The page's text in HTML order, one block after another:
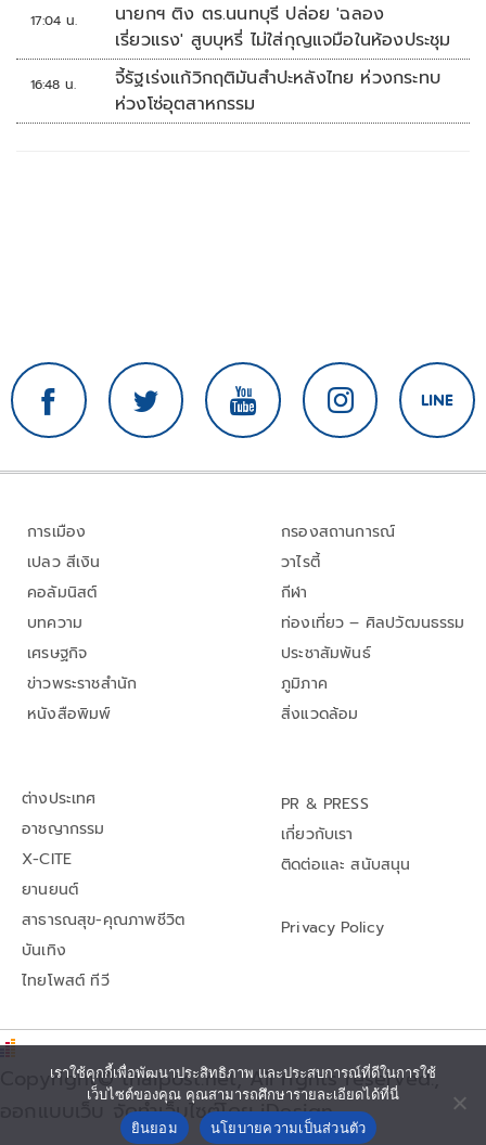
17:04 น.
นายกฯ ติง ตร.นนทบุรี ปล่อย 'ฉลอง
เรี่ยวแรง' สูบบุหรี่ ไม่ใส่กุญแจมือในห้องประชุม
16:48 น.
จี้รัฐเร่งแก้วิกฤติมันสำปะหลังไทย ห่วงกระทบ
ห่วงโซ่อุตสาหกรรม
การเมือง
เปลว สีเงิน
คอลัมนิสต์
บทความ
เศรษฐกิจ
ข่าวพระราชสำนัก
หนังสือพิมพ์
กรองสถานการณ์
วาไรตี้
กีฬา
ท่องเที่ยว – ศิลปวัฒนธรรม
ประชาสัมพันธ์
ภูมิภาค
สิ่งแวดล้อม
ต่างประเทศ
อาชญากรรม
X-CITE
ยานยนต์
สาธารณสุข-คุณภาพชีวิต
บันเทิง
ไทยโพสต์ ทีวี
PR & PRESS
เกี่ยวกับเรา
ติดต่อและ สนับสนุน
Privacy Policy
Copyright© thaipost.net, All rights reserved.,
ออกแบบเว็บ จัดทำเว็บไซต์โดย iDesign
เราใช้คุกกี้เพื่อพัฒนาประสิทธิภาพ และประสบการณ์ที่ดีในการใช้
เว็บไซต์ของคุณ คุณสามารถศึกษารายละเอียดได้ที่นี่
ยินยอม
นโยบายความเป็นส่วนตัว